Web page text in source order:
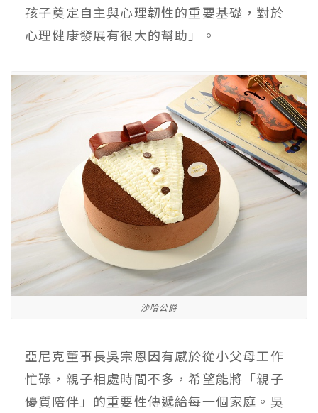
孩子奠定自主與心理韌性的重要基礎，對於
心理健康發展有很大的幫助」。
沙哈公爵
亞尼克董事長吳宗恩因有感於從小父母工作
忙碌，親子相處時間不多，希望能將「親子
優質陪伴」的重要性傳遞給每一個家庭。吳